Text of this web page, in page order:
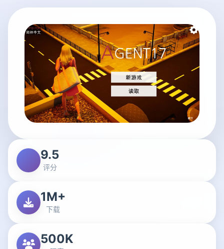
9.5
评分
1M+
下载
500K